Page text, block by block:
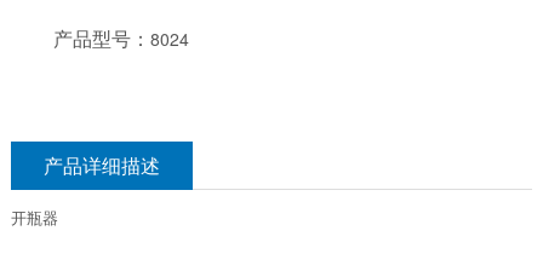
产品型号：8024
产品详细描述
开瓶器